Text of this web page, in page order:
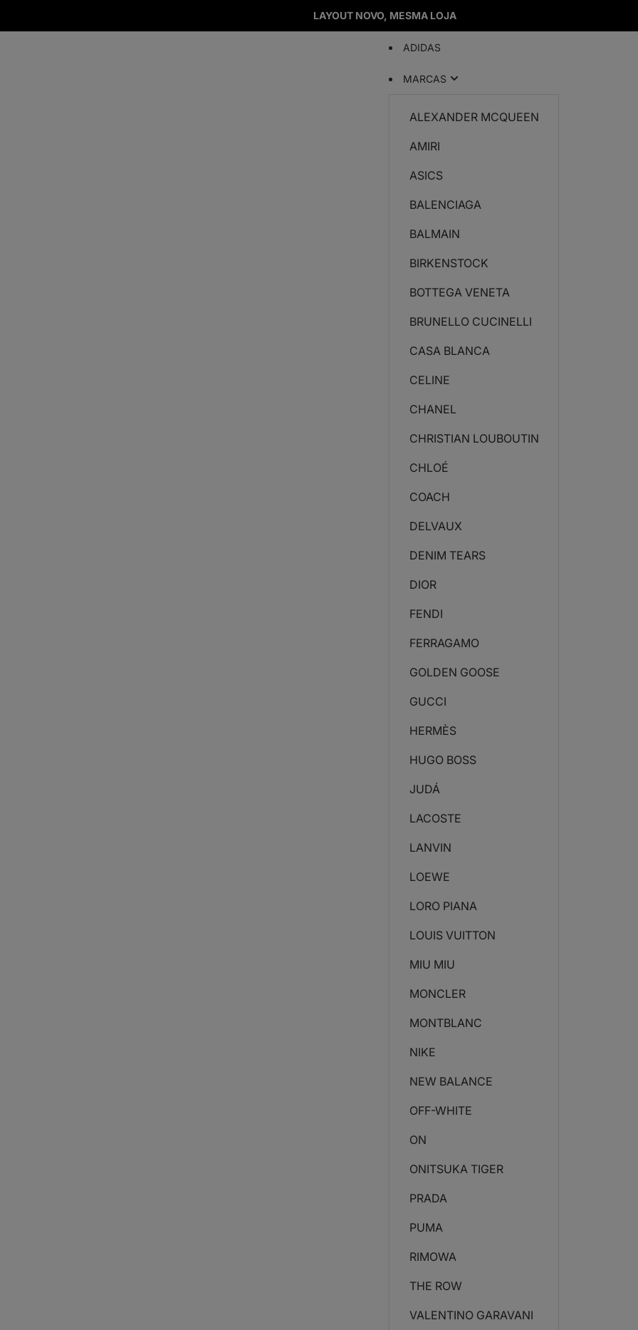
LAYOUT NOVO, MESMA LOJA
ADIDAS
MARCAS
ALEXANDER MCQUEEN
AMIRI
ASICS
BALENCIAGA
BALMAIN
BIRKENSTOCK
BOTTEGA VENETA
BRUNELLO CUCINELLI
CASA BLANCA
CELINE
CHANEL
CHRISTIAN LOUBOUTIN
CHLOÉ
COACH
DELVAUX
DENIM TEARS
DIOR
FENDI
FERRAGAMO
GOLDEN GOOSE
GUCCI
HERMÈS
HUGO BOSS
JUDÁ
LACOSTE
LANVIN
LOEWE
LORO PIANA
LOUIS VUITTON
MIU MIU
MONCLER
MONTBLANC
NIKE
NEW BALANCE
OFF-WHITE
ON
ONITSUKA TIGER
PRADA
PUMA
RIMOWA
THE ROW
VALENTINO GARAVANI